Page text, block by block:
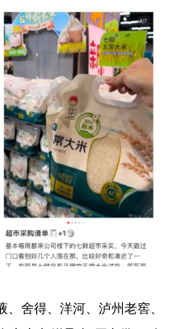
舍得、洋河、泸州老窖、